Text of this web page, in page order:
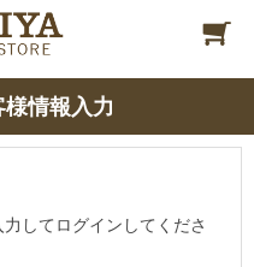
情報入力
してログインしてくださ